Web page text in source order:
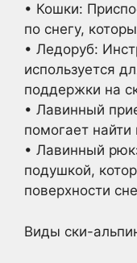
• Кошки:
по снегу,
• Ледоруб:
используется
поддержки на
• Лавинный
помогает
• Лавинный
подушкой,
поверхности
Виды ски-